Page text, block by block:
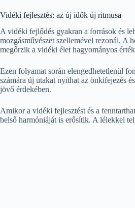
Vidéki fejlesztés: az új idők új ritmusa
A vidéki fejlődés gyakran a források és
mozgásművészet szellemével rezonál. A
megőrzik a vidéki élet hagyományos
Ezen folyamat során elengedhetetlenül
számára új utakat nyithat az önkifejezés
jövő érdekében.
Amikor a vidéki fejlesztést és a
belső harmóniáját is erősítik. A lélekkel